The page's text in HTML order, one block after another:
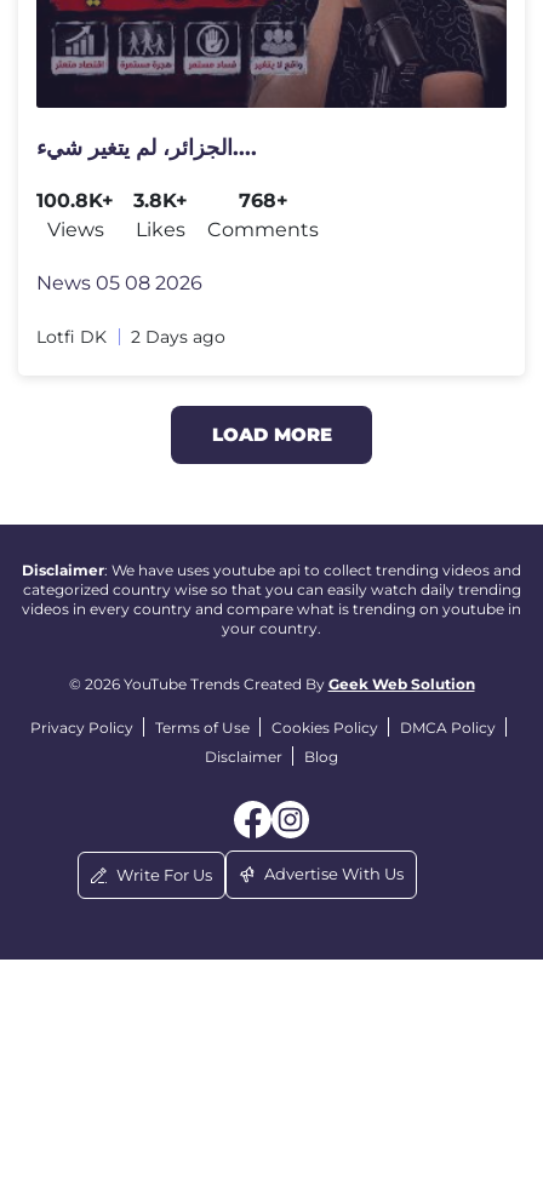
الجزائر، لم يتغير شيء....
100.8K+
Views
3.8K+
Likes
768+
Comments
News 05 08 2026
Lotfi DK 2 Days ago
LOAD MORE
Disclaimer: We have uses youtube api to collect trending videos and
categorized country wise so that you can easily watch daily trending
videos in every country and compare what is trending on youtube in
your country.
© 2026 YouTube Trends Created By Geek Web Solution
Privacy Policy Terms of Use Cookies Policy
DMCA Policy
Disclaimer
Blog
Write For Us Advertise With Us